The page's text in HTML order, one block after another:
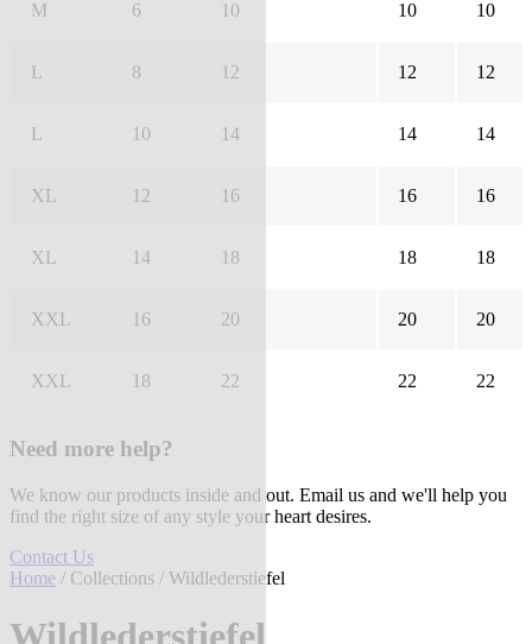
M 6 10 10 10
L 8 12 12 12
L 10 14 14 14
XL 12 16 16 16
XL 14 18 18 18
XXL 16 20 20 20
XXL 18 22 22 22
Need more help?
We know our products inside and out. Email us and we'll help you
find the right size of any style your heart desires.
Contact Us
Home / Collections / Wildlederstiefel